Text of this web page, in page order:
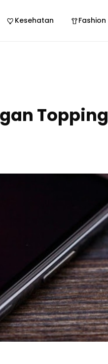
Kesehatan Fashion
Topping